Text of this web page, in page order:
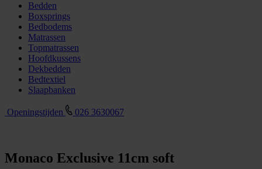
Bedden
Boxsprings
Bedbodems
Matrassen
Topmatrassen
Hoofdkussens
Dekbedden
Bedtextiel
Slaapbanken
Openingstijden 026 3630067
Monaco Exclusive 11cm soft